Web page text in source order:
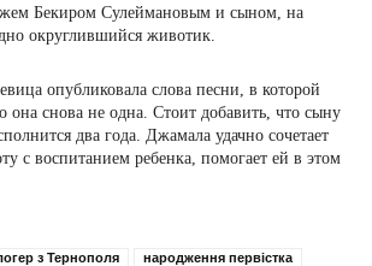
Бекиром Сулеймановым и сыном, на
округлившийся животик.
опубликовала слова песни, в которой
она снова не одна. Стоит добавить, что сыну
два года. Джамала удачно сочетает
с воспитанием ребенка, помогает ей в этом
з Тернополя народження первістка